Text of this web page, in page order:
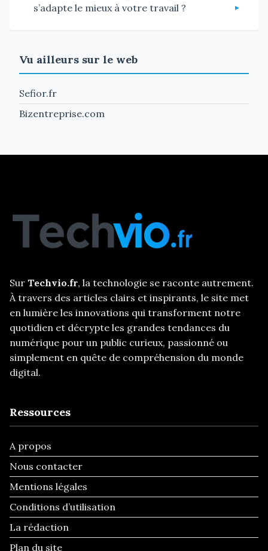
s’adapte le mieux à votre travail ?
Vu ailleurs sur le web
Sefior.fr
Bizentreprise.com
Sur Techvio.fr, la technologie se raconte autrement.
À travers des articles clairs et inspirants, le site met
en lumière les innovations qui transforment notre
quotidien et décrypte les grandes tendances du
numérique pour un public curieux, passionné ou
simplement en quête de compréhension du monde
digital.
Ressources
A propos
Nous contacter
Mentions légales
Conditions d’utilisation
La rédaction
Plan du site